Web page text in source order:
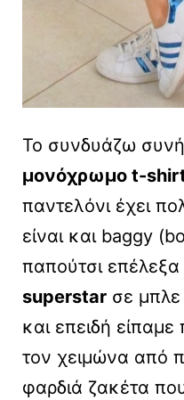
Το συνδυάζω
μονόχρωμο t-
παντελόνι έχει
είναι και baggy
παπούτσι
superstar σε
και επειδή είπαμε
τον χειμώνα από
φαρδιά ζακέτα